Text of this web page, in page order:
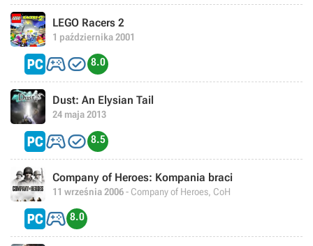
LEGO Racers 2
1 października 2001
 8.0
Dust: An Elysian Tail
24 maja 2013
 8.5
Company of Heroes: Kompania braci
11 września 2006- Company of Heroes, CoH
 8.0